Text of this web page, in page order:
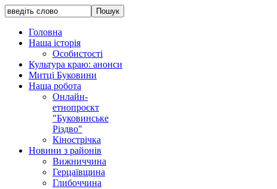
Головна
Наша історія
Особистості
Культура краю: анонси
Митці Буковини
Наша робота
Онлайн-
етнопроєкт
"Буковинське
Різдво"
Кінострічка
Новини з районів
Вижниччина
Герцаївщина
Глибоччина